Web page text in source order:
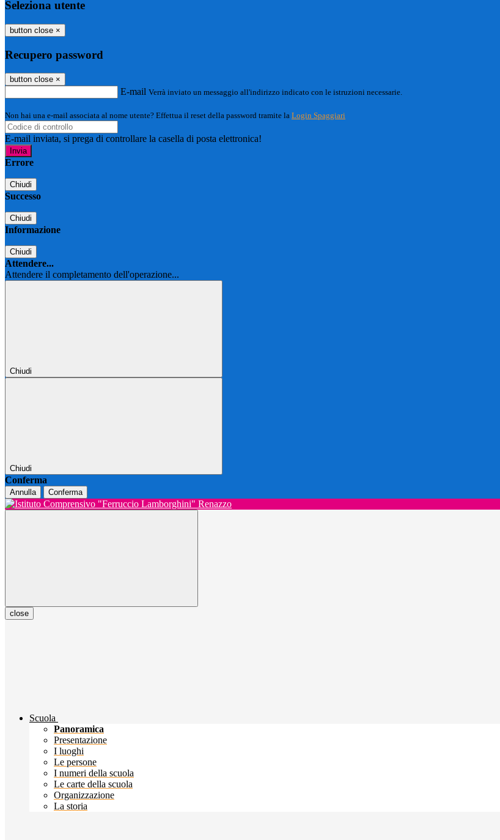
Seleziona utente
button close ×
Recupero password
button close ×
E-mail Verrà inviato un messaggio all'indirizzo indicato con le istruzioni necessarie.
Non hai una e-mail associata al nome utente? Effettua il reset della password tramite la Login Spaggiari
E-mail inviata, si prega di controllare la casella di posta elettronica!
Errore
Chiudi
Successo
Chiudi
Informazione
Chiudi
Attendere...
Attendere il completamento dell'operazione...
Chiudi
Chiudi
Conferma
Annulla Conferma
close
Scuola
Panoramica
Presentazione
I luoghi
Le persone
I numeri della scuola
Le carte della scuola
Organizzazione
La storia